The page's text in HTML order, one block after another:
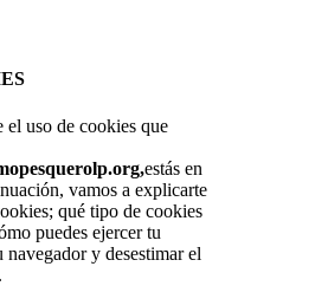
el uso de cookies que
estás en
vamos a explicarte
qué tipo de cookies
puedes ejercer tu
y desestimar el